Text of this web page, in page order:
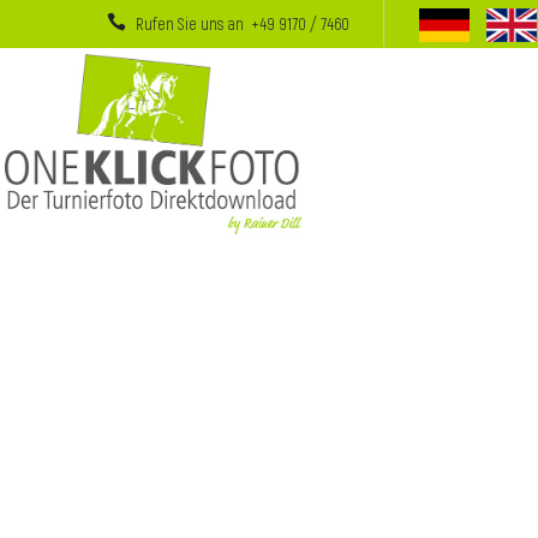
Rufen Sie uns an +49 9170 / 7460